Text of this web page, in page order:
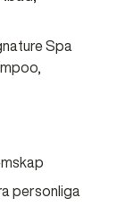
Spa
personliga